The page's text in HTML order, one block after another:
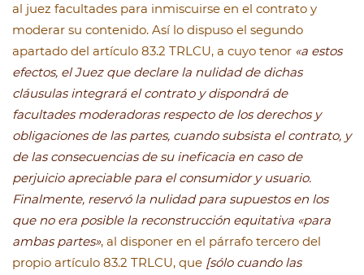
al juez facultades para inmiscuirse en el contrato y
moderar su contenido. Así lo dispuso el segundo
apartado del artículo 83.2 TRLCU, a cuyo tenor «a estos
efectos, el Juez que declare la nulidad de dichas
cláusulas integrará el contrato y dispondrá de
facultades moderadoras respecto de los derechos y
obligaciones de las partes, cuando subsista el contrato, y
de las consecuencias de su ineficacia en caso de
perjuicio apreciable para el consumidor y usuario.
Finalmente, reservó la nulidad para supuestos en los
que no era posible la reconstrucción equitativa «para
ambas partes», al disponer en el párrafo tercero del
propio artículo 83.2 TRLCU, que [sólo cuando las